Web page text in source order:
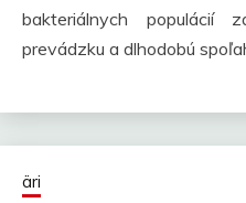
bakteriálnych populácií
prevádzku a dlhodobú
äri